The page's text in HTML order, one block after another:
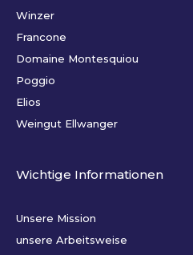
Winzer
Francone
Domaine Montesquiou
Poggio
Elios
Weingut Ellwanger
Wichtige Informationen
Unsere Mission
unsere Arbeitsweise